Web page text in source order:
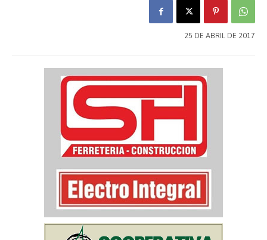
25 DE ABRIL DE 2017